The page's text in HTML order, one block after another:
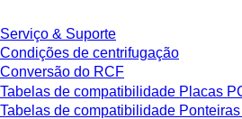
Serviço & Suporte
Condições de centrifugação
Conversão do RCF
Tabelas de compatibilidade Placas
Tabelas de compatibilidade